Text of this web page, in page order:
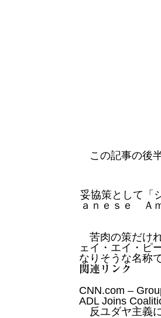
この記事の後
妥協策として「
ａｎｅｓｅ Ａ
苦肉の策だけ
ェイ・エイ・ピ
なりそうな名称
関連リンク
CNN.com –
ADL Joins
反ユダヤ主義